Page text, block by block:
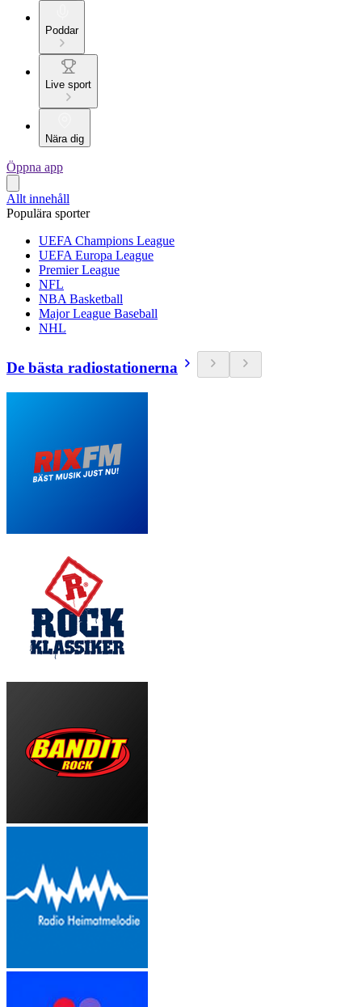
Poddar
Live sport
Nära dig
Öppna app
Allt innehåll
Populära sporter
UEFA Champions League
UEFA Europa League
Premier League
NFL
NBA Basketball
Major League Baseball
NHL
De bästa radiostationerna